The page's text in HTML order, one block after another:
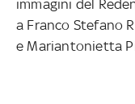
immagini del
a Franco Stefano
e Mariantonietta